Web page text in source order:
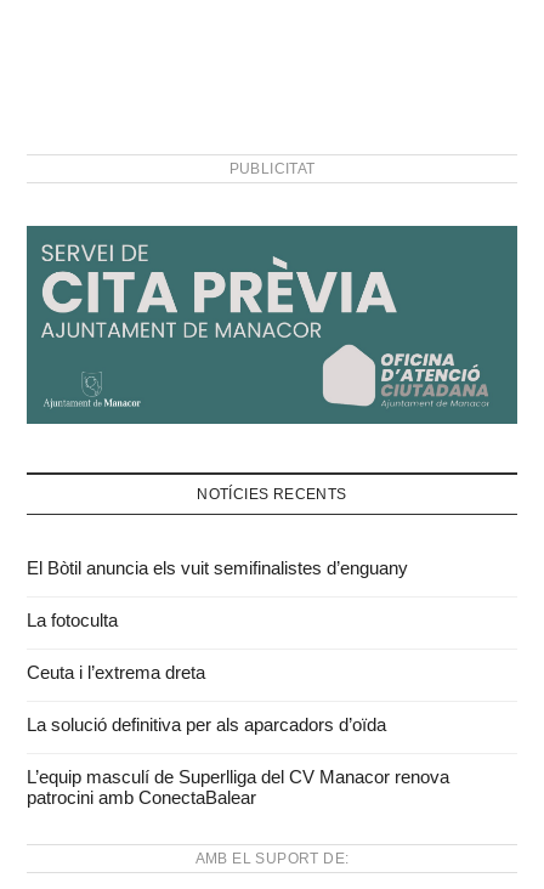
PUBLICITAT
NOTÍCIES RECENTS
El Bòtil anuncia els vuit semifinalistes d’enguany
La fotoculta
Ceuta i l’extrema dreta
La solució definitiva per als aparcadors d’oïda
L’equip masculí de Superlliga del CV Manacor renova
patrocini amb ConectaBalear
AMB EL SUPORT DE: